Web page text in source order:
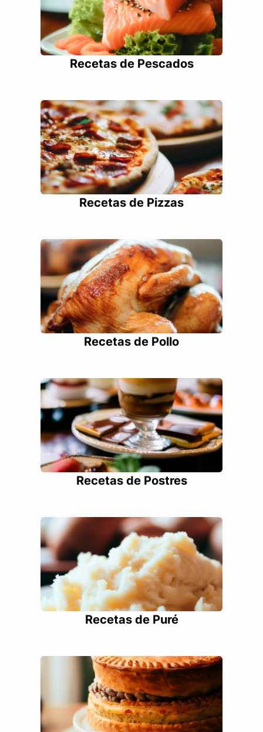
Recetas de Pescados
Recetas de Pizzas
Recetas de Pollo
Recetas de Postres
Recetas de Puré